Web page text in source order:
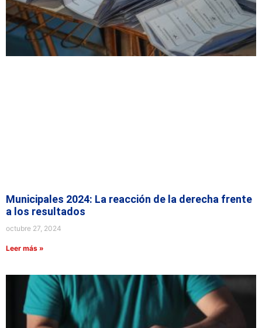
Municipales 2024: La reacción de la derecha frente
a los resultados
octubre 27, 2024
Leer más »